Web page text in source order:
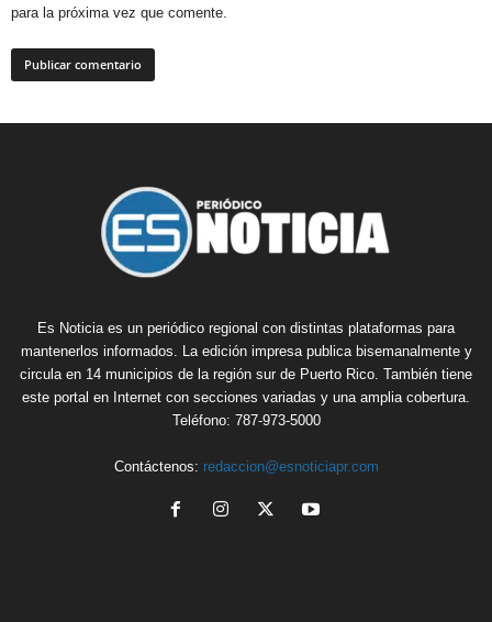
para la próxima vez que comente.
Es Noticia es un periódico regional con distintas plataformas para
mantenerlos informados. La edición impresa publica bisemanalmente y
circula en 14 municipios de la región sur de Puerto Rico. También tiene
este portal en Internet con secciones variadas y una amplia cobertura.
Teléfono: 787-973-5000
Contáctenos: redaccion@esnoticiapr.com